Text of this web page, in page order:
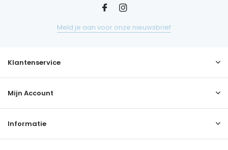
Meld je aan voor onze nieuwsbrief
Klantenservice
Mijn Account
Informatie